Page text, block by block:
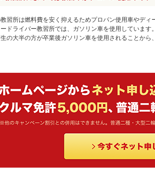
習所は燃料費を安く抑えるためプロパン使用車やディ
ドライバー教習所では、ガソリン車を使用しています。
の大半の方が卒業後ガソリン車を使用されることから